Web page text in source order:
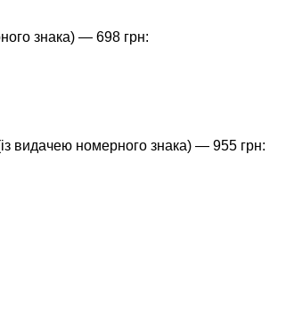
знака) — 698 грн:
видачею номерного знака) — 955 грн: